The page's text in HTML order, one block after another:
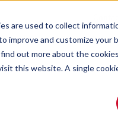
are used to collect
improve and customize your
out more about the
this website. A single